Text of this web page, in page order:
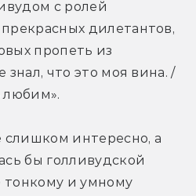
с ролей
дилетантов,
пропеть из
знал, что это моя вина. /
любим».
слишком интересно, а
бы голливудской
тонкому и умному